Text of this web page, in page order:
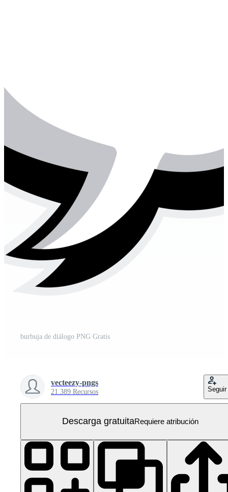
burbuja de diálogo PNG Gratis
vecteezy-pngs
21.389 Recursos Seguir
Descarga gratuitaRequiere atribución